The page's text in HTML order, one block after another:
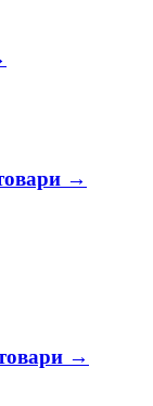
→
→